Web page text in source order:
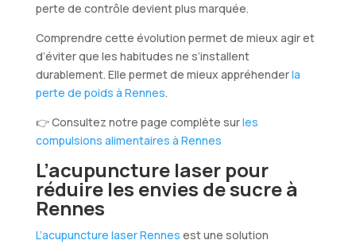
perte de contrôle devient plus marquée.
Comprendre cette évolution permet de mieux agir et
d’éviter que les habitudes ne s’installent
durablement. Elle permet de mieux appréhenderla
perte de poids à Rennes.
👉 Consultez notre page complète surles
compulsions alimentaires à Rennes
L’acupuncture laser pour
réduire les envies de sucre à
Rennes
L’acupuncture laser Rennes est une solution